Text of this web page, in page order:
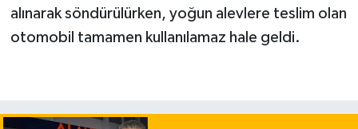
alınarak söndürülürken, yoğun alevlere teslim olan
otomobil tamamen kullanılamaz hale geldi.